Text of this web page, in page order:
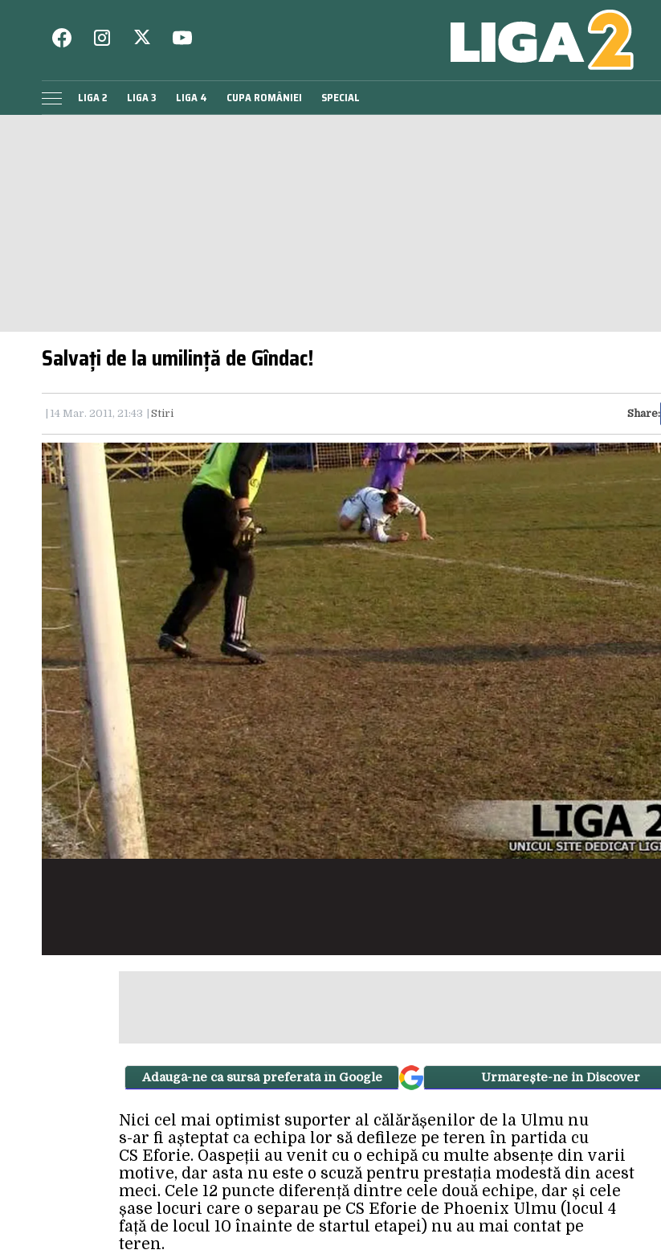
LIGA 2 LIGA 3 LIGA 4 CUPA ROMÂNIEI SPECIAL
Salvați de la umilință de Gîndac!
14 Mar. 2011, 21:43 Stiri Share:
Adaugă-ne ca sursă preferată în Google Urmărește-ne in Discover
Nici cel mai optimist suporter al călărășenilor de la Ulmu nu
s-ar fi așteptat ca echipa lor să defileze pe teren în partida cu
CS Eforie. Oaspeții au venit cu o echipă cu multe absențe din varii
motive, dar asta nu este o scuză pentru prestația modestă din acest
meci. Cele 12 puncte diferență dintre cele două echipe, dar și cele
șase locuri care o separau pe CS Eforie de Phoenix Ulmu (locul 4
față de locul 10 înainte de startul etapei) nu au mai contat pe
teren.